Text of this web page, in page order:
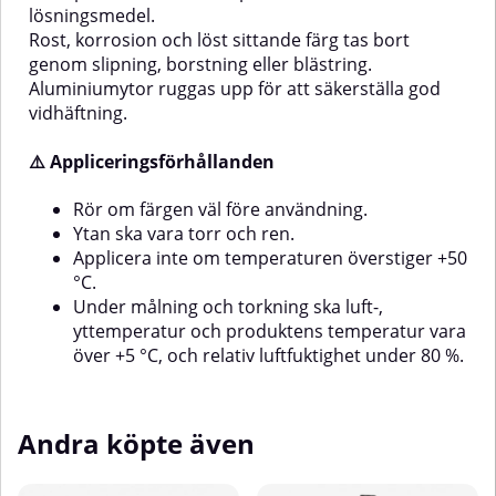
lösningsmedel.
Rost, korrosion och löst sittande färg tas bort
genom slipning, borstning eller blästring.
Aluminiumytor ruggas upp för att säkerställa god
vidhäftning.
⚠️ Appliceringsförhållanden
Rör om färgen väl före användning.
Ytan ska vara torr och ren.
Applicera inte om temperaturen överstiger +50
°C.
Under målning och torkning ska luft-,
yttemperatur och produktens temperatur vara
över +5 °C, och relativ luftfuktighet under 80 %.
Andra köpte även